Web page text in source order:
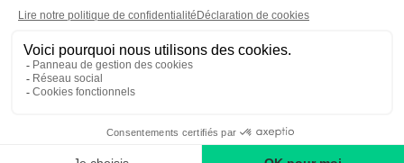
Plan de gestion des risques
Mentions légales
Données personnelles
Gestion des cookies